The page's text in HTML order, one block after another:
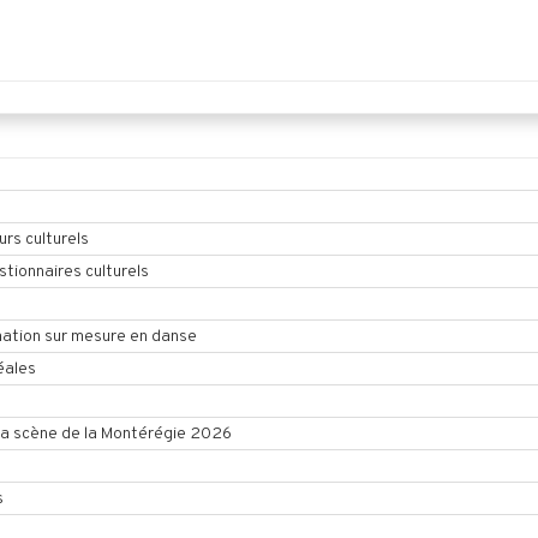
culturels
culturels
sur mesure en danse
scène de la Montérégie 2026